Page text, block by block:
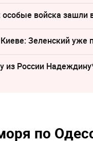
особые войска зашли
Зеленский уже
из России
по